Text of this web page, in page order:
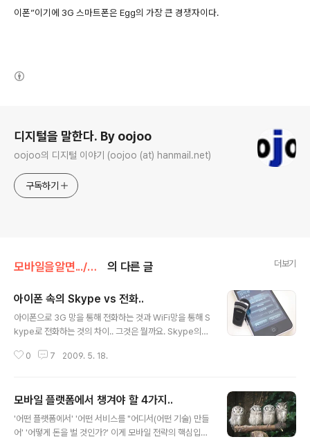
이폰”이기에 3G 스마트폰은 Egg의 가장 큰 경쟁자이다.
디지털을 말한다. By oojoo
oojoo의 디지털 이야기 (oojoo (at) hanmail.net)
구독하기
모바일을알면.../모바일이야기 의 다른 글 더보기
아이폰 속의 Skype vs 전화..
아이폰으로 3G 망을 통해 전화하는 것과 WiFi망을 통해 S
kype로 전화하는 것의 차이.. 그것은 뭘까요. Skype의
만, 문제는 3G로는 Skype 사용이 불가능하다는 것이죠.
를 실행해두고 있어야만 전화를 받을 수 있습니다. 다른 프
로그램을 실행하거나, 아이폰이 대기모드로 들어가거나,
WiFi 연결이 끊어지면 전화를 수신할 수 없죠. 그리고, 아
0 7 2009. 5. 18.
모바일 플랫폼에서 챙겨야 할 4가지..
'어떤 플랫폼에서' '어떤 서비스를 "어디서(어떤 기술) 만들
어' '어떻게 돈을 벌 것인가?' 이게 모바일 전략의 핵심입니